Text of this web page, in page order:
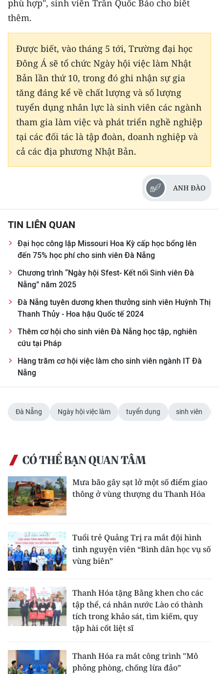
Chuyên trang TP. Hồ Chí Minh
CÁC CHUYÊN TRANG
VỀ BÁO NHÂN DÂN
THỜI NAY
NHÂN DÂN CUỐI TUẦN
ĐỌC BÁO IN
ENGLISH
FRANÇAIS
РУССКИЙ
ESPAÑOL
한국어
phù hợp", sinh viên Trần Quốc Bảo cho biết
thêm.
Được biết, vào tháng 5 tới, Trường đại học
Đông Á sẽ tổ chức Ngày hội việc làm Nhật
Bản lần thứ 10, trong đó ghi nhận sự gia
tăng đáng kể về chất lượng và số lượng
tuyển dụng nhân lực là sinh viên các ngành
tham gia làm việc và phát triển nghề nghiệp
tại các đối tác là tập đoàn, doanh nghiệp và
cả các địa phương Nhật Bản.
ANH ĐÀO
TIN LIÊN QUAN
Đại học công lập Missouri Hoa Kỳ cấp học bổng lên
đến 75% học phí cho sinh viên Đà Nẵng
Chương trình “Ngày hội Sfest- Kết nối Sinh viên Đà
Nẵng” năm 2025
Đà Nẵng tuyên dương khen thưởng sinh viên Huỳnh Thị
Thanh Thủy - Hoa hậu Quốc tế 2024
Thêm cơ hội cho sinh viên Đà Nẵng học tập, nghiên
cứu tại Pháp
Hàng trăm cơ hội việc làm cho sinh viên ngành IT Đà
Nẵng
Đà Nẵng Ngày hội việc làm tuyển dụng sinh viên
CÓ THỂ BẠN QUAN TÂM
Mưa bão gây sạt lở một số điểm giao
thông ở vùng thượng du Thanh Hóa
Tuổi trẻ Quảng Trị ra mắt đội hình
tình nguyện viên “Bình dân học vụ số
vùng biên”
Thanh Hóa tặng Bằng khen cho các
tập thể, cá nhân nước Lào có thành
tích trong khảo sát, tìm kiếm, quy
tập hài cốt liệt sĩ
Thanh Hóa ra mắt công trình "Mô
phỏng phòng, chống lừa đảo”